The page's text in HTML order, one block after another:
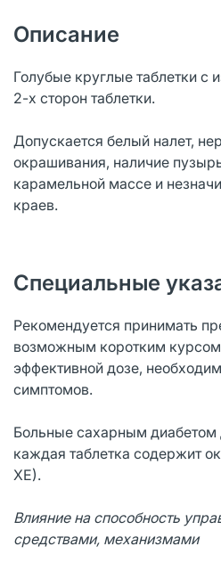
Описание
Голубые круглые таблетки с
2-х сторон таблетки.
Допускается белый налет,
окрашивания, наличие
карамельной массе и
краев.
Специальные
Рекомендуется принимать
возможным коротким
эффективной дозе,
симптомов.
Больные сахарным диабетом
каждая таблетка содержит
ХЕ).
Влияние на способность
средствами, механизмами